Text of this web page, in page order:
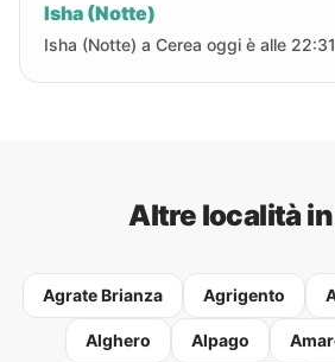
Isha (Notte)
Isha (Notte) a Cerea oggi è alle
Altre località
Agrate Brianza Agrigento
Alghero Alpago